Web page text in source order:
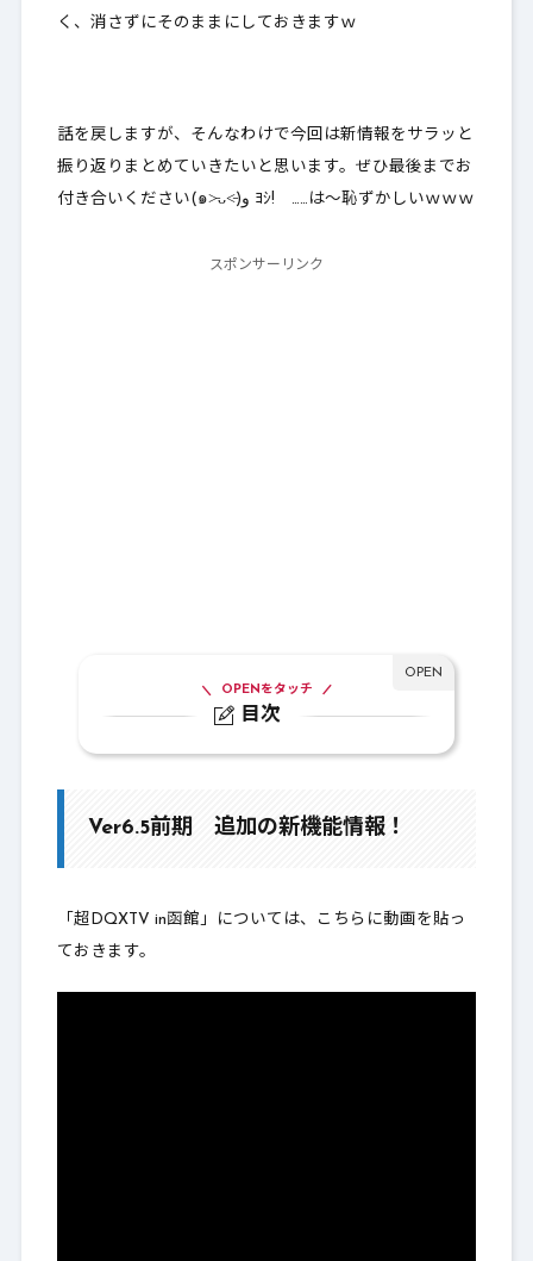
く、消さずにそのままにしておきますｗ
話を戻しますが、そんなわけで今回は新情報をサラッと
振り返りまとめていきたいと思います。ぜひ最後までお
付き合いください(๑˃̵ᴗ˂̵)و ﾖｼ! ……は～恥ずかしいｗｗｗ
スポンサーリンク
目次
OPENをタッチ
1-2. 預り所検索機能
Ver6.5前期 追加の新機能情報！
「超DQXTV in函館」については、こちらに動画を貼っ
ておきます。